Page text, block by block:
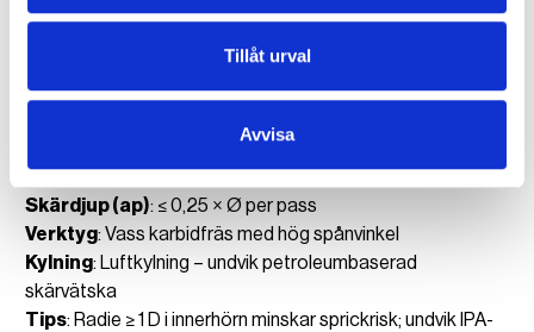
Tillåt urval
Avvisa
Tips: Lämna cirka 0,1 mm och ta sista passet med ny egg
PC (Polykarbonat)
Skärdjup (ap): ≤ 0,25 × Ø per pass
Verktyg: Vass karbidfräs med hög spånvinkel
Kylning: Luftkylning – undvik petroleumbaserad
skärvätska
Tips: Radie ≥ 1 D i innerhörn minskar sprickrisk; undvik IPA-